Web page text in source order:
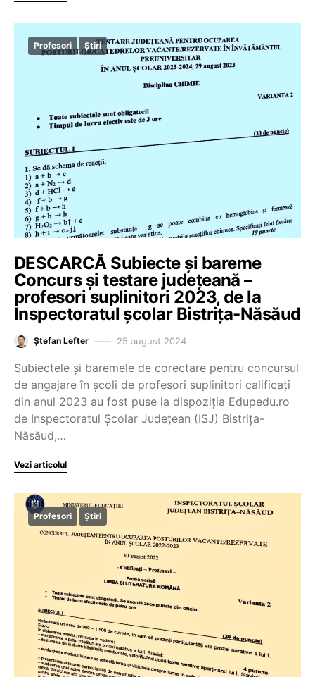
Profesori Știri
DESCARCĂ Subiecte și bareme
Concurs și testare județeană –
profesori suplinitori 2023, de la
Inspectoratul școlar Bistrița-Năsăud
Ștefan Lefter 25 august 2024
Subiectele și baremele de corectare pentru concursul
de angajare în școli de profesori suplinitori calificați
din anul 2023 au fost puse la dispoziția Edupedu.ro
de Inspectoratul Școlar Județean (ISJ) Bistrița-
Năsăud,…
Vezi articolul
Profesori Știri